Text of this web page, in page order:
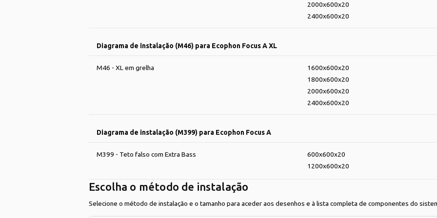
2000x600x20
2400x600x20
Diagrama de instalação (M46) para Ecophon Focus A XL
M46 - XL em grelha
1600x600x20
1800x600x20
2000x600x20
2400x600x20
Diagrama de instalação (M399) para Ecophon Focus A
M399 - Teto falso com Extra Bass
600x600x20
1200x600x20
Escolha o método de instalação
Selecione o método de instalação e o tamanho para aceder aos desenhos e à lista completa de componentes do